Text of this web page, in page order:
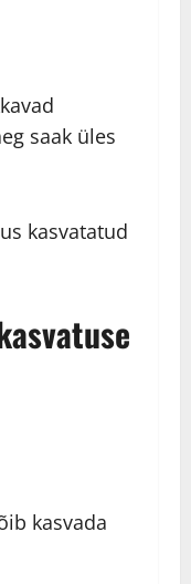
saak üles
kasvatatud
kasvada